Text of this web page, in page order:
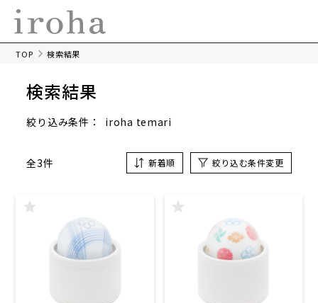
TOP 検索結果
検索結果
絞り込み条件： iroha temari
全3件 新着順 絞り込む条件変更